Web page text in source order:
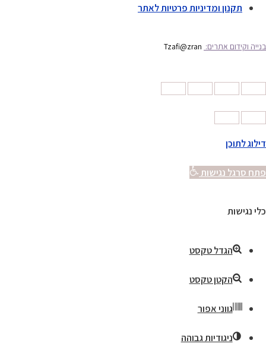
תקנון ומדיניות פרטיות לאתר
בנייה וקידום אתרים: Tzafi@zran
דילוג לתוכן
פתח סרגל נגישות
כלי נגישות
הגדל טקסט
הקטן טקסט
גווני אפור
ניגודיות גבוהה